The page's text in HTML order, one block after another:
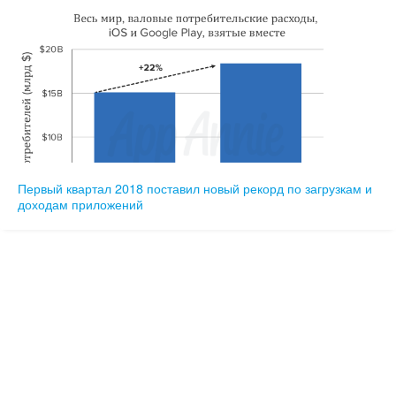
Первый квартал 2018 поставил новый рекорд по загрузкам и
доходам приложений